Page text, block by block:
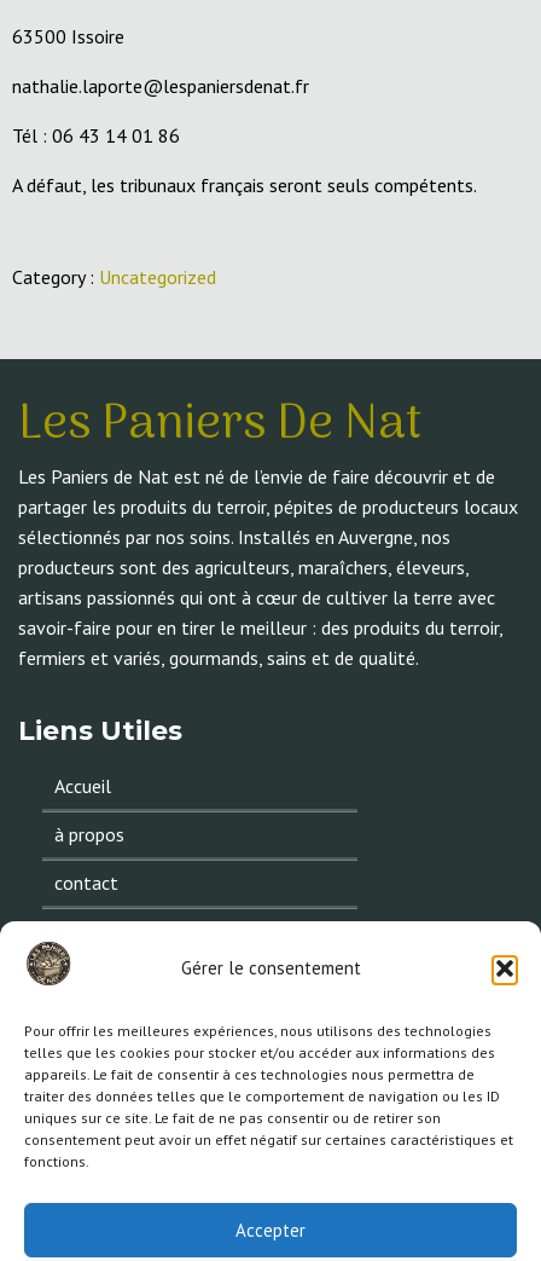
Gérer le consentement
Pour offrir les meilleures expériences, nous utilisons des technologies
telles que les cookies pour stocker et/ou accéder aux informations des
appareils. Le fait de consentir à ces technologies nous permettra de
traiter des données telles que le comportement de navigation ou les ID
uniques sur ce site. Le fait de ne pas consentir ou de retirer son
consentement peut avoir un effet négatif sur certaines caractéristiques et
fonctions.
Accepter
63500 Issoire
nathalie.laporte@lespaniersdenat.fr
Tél : 06 43 14 01 86
A défaut, les tribunaux français seront seuls compétents.
Category : Uncategorized
Les Paniers De Nat
Les Paniers de Nat est né de l’envie de faire découvrir et de
partager les produits du terroir, pépites de producteurs locaux
sélectionnés par nos soins. Installés en Auvergne, nos
producteurs sont des agriculteurs, maraîchers, éleveurs,
artisans passionnés qui ont à cœur de cultiver la terre avec
savoir-faire pour en tirer le meilleur : des produits du terroir,
fermiers et variés, gourmands, sains et de qualité.
Liens Utiles
Accueil
à propos
contact
privacy policy
mentions légales
Contacts
22 rue du pont 63500 ISSOIRE (fr)
06 43 14 01 86
nathalie.laporte@lespaniersdenat.fr